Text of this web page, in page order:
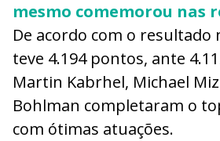
mesmo comemorou nas
De acordo com o resultado
teve 4.194 pontos, ante
Martin Kabrhel, Michael
Bohlman completaram o
com ótimas atuações.